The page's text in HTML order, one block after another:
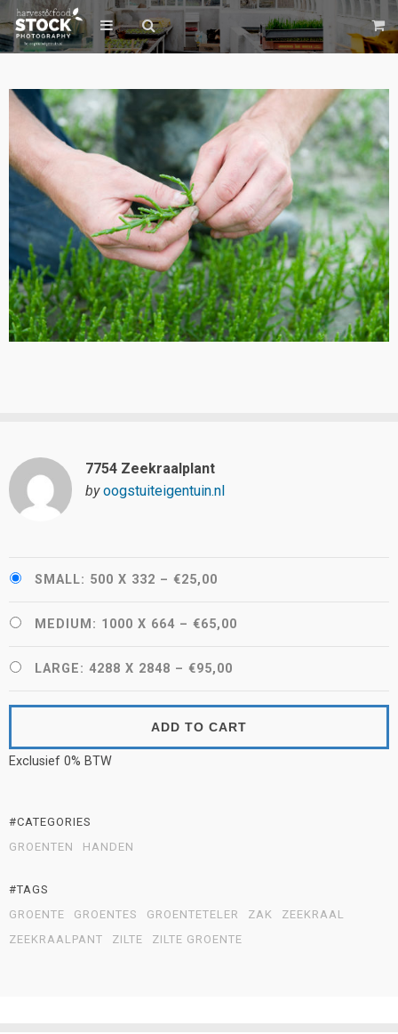
7754 Zeekraalplant
by oogstuiteigentuin.nl
SMALL: 500 X 332 – €25,00
MEDIUM: 1000 X 664 – €65,00
LARGE: 4288 X 2848 – €95,00
ADD TO CART
Exclusief 0% BTW
#CATEGORIES
GROENTEN
HANDEN
#TAGS
GROENTE
GROENTES GROENTETELER ZAK
ZEEKRAAL
ZEEKRAALPANT
ZILTE ZILTE GROENTE